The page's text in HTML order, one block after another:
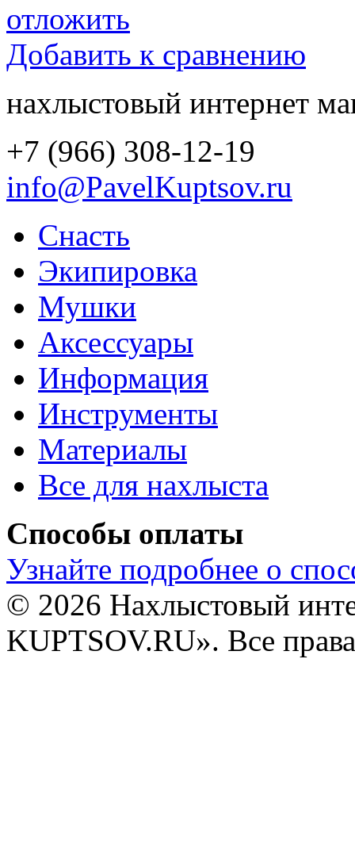
отложить
Добавить к сравнению
нахлыстовый интернет
+7 (966) 308-12-19
info@PavelKuptsov.ru
Снасть
Экипировка
Мушки
Аксессуары
Информация
Инструменты
Материалы
Все для нахлыста
Способы оплаты
Узнайте подробнее о
© 2026 Нахлыстовый
KUPTSOV.RU». Все